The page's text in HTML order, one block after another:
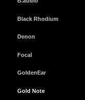
Black Rhodium
Denon
Focal
GoldenEar
Gold Note